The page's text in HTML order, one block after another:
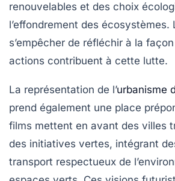
renouvelables et des choix
l’effondrement des écosystèmes.
s’empêcher de réfléchir à la
actions contribuent à cette lutte.
La représentation de l’urbanisme
prend également une place
films mettent en avant des villes
des initiatives vertes, intégrant
transport respectueux de